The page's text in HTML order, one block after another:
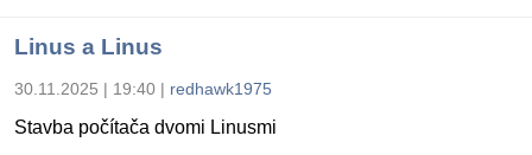
Linus a Linus
30.11.2025 | 19:40 | redhawk1975
Stavba počítača dvomi Linusmi